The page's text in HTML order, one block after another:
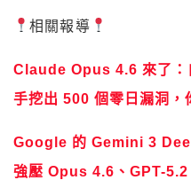
相關報導
Claude Opus 4.6 來了：
手挖出 500 個零日漏洞，
Google 的 Gemini 3
強壓 Opus 4.6、GPT-5.2